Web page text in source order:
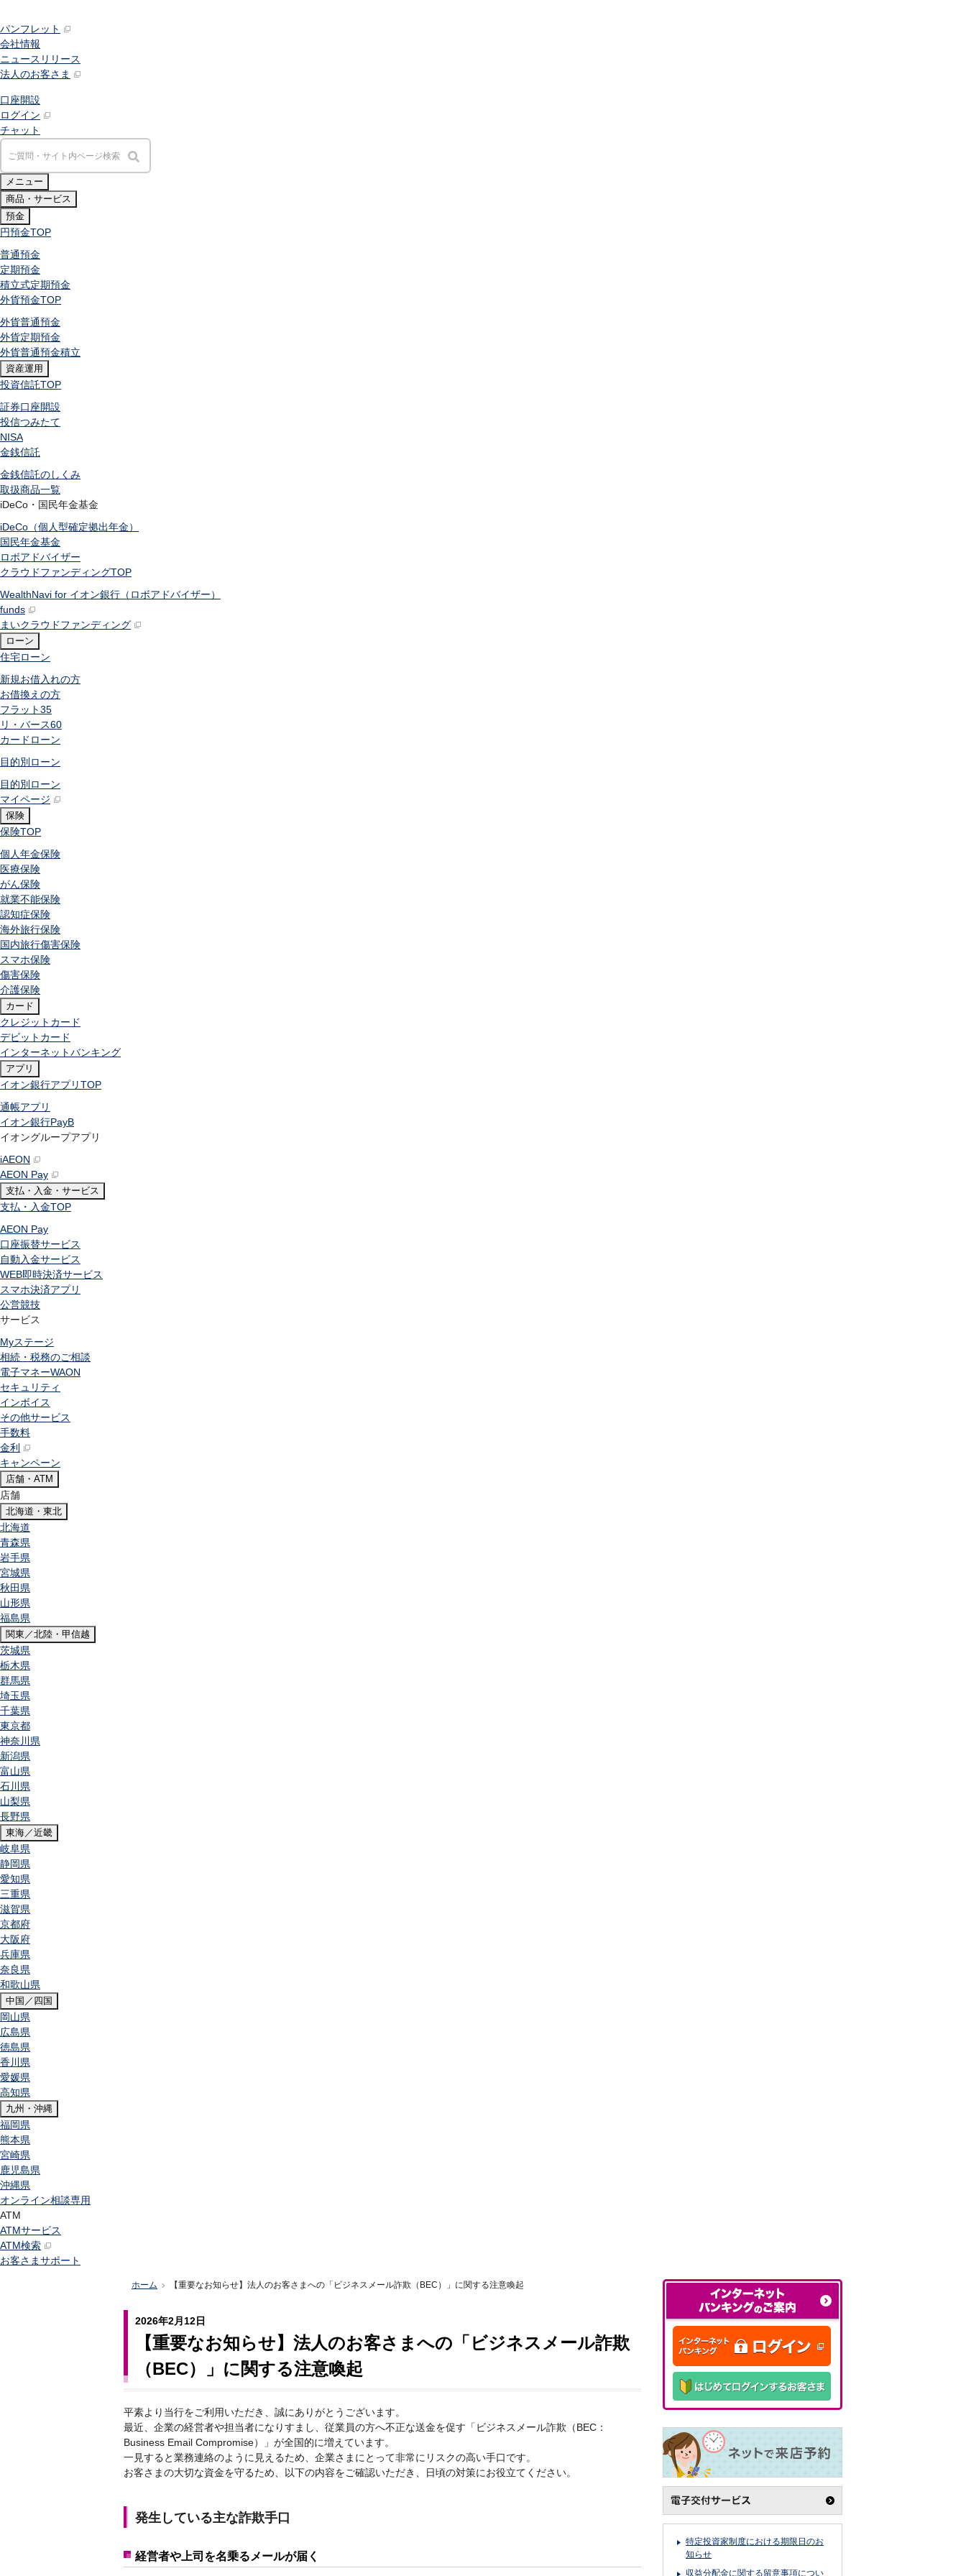
パンフレット
会社情報
ニュースリリース
法人のお客さま
口座開設
ログイン
チャット
メニュー
商品・サービス
預金
円預金TOP
普通預金
定期預金
積立式定期預金
外貨預金TOP
外貨普通預金
外貨定期預金
外貨普通預金積立
資産運用
投資信託TOP
証券口座開設
投信つみたて
NISA
金銭信託
金銭信託のしくみ
取扱商品一覧
iDeCo・国民年金基金
iDeCo（個人型確定拠出年金）
国民年金基金
ロボアドバイザー
クラウドファンディングTOP
WealthNavi for イオン銀行（ロボアドバイザー）
funds
まいクラウドファンディング
ローン
住宅ローン
新規お借入れの方
お借換えの方
フラット35
リ・バース60
カードローン
目的別ローン
目的別ローン
マイページ
保険
保険TOP
個人年金保険
医療保険
がん保険
就業不能保険
認知症保険
海外旅行保険
国内旅行傷害保険
スマホ保険
傷害保険
介護保険
カード
クレジットカード
デビットカード
インターネットバンキング
アプリ
イオン銀行アプリTOP
通帳アプリ
イオン銀行PayB
イオングループアプリ
iAEON
AEON Pay
支払・入金・サービス
支払・入金TOP
AEON Pay
口座振替サービス
自動入金サービス
WEB即時決済サービス
スマホ決済アプリ
公営競技
サービス
Myステージ
相続・税務のご相談
電子マネーWAON
セキュリティ
インボイス
その他サービス
手数料
金利
キャンペーン
店舗・ATM
店舗
北海道・東北
北海道
青森県
岩手県
宮城県
秋田県
山形県
福島県
関東／北陸・甲信越
茨城県
栃木県
群馬県
埼玉県
千葉県
東京都
神奈川県
新潟県
富山県
石川県
山梨県
長野県
東海／近畿
岐阜県
静岡県
愛知県
三重県
滋賀県
京都府
大阪府
兵庫県
奈良県
和歌山県
中国／四国
岡山県
広島県
徳島県
香川県
愛媛県
高知県
九州・沖縄
福岡県
熊本県
宮崎県
鹿児島県
沖縄県
オンライン相談専用
ATM
ATMサービス
ATM検索
お客さまサポート
ホーム 【重要なお知らせ】法人のお客さまへの「ビジネスメール詐欺（BEC）」に関する注意喚起
2026年2月12日
【重要なお知らせ】法人のお客さまへの「ビジネスメール詐欺
（BEC）」に関する注意喚起
平素より当行をご利用いただき、誠にありがとうございます。
最近、企業の経営者や担当者になりすまし、従業員の方へ不正な送金を促す「ビジネスメール詐欺（BEC：
Business Email Compromise）」が全国的に増えています。
一見すると業務連絡のように見えるため、企業さまにとって非常にリスクの高い手口です。
お客さまの大切な資金を守るため、以下の内容をご確認いただき、日頃の対策にお役立てください。
発生している主な詐欺手口
経営者や上司を名乗るメールが届く
特定投資家制度における期限日のお
知らせ
収益分配金に関する留意事項につい